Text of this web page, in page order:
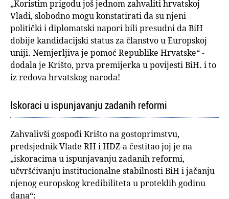
„Koristim prigodu još jednom zahvaliti hrvatskoj
Vladi, slobodno mogu konstatirati da su njeni
politički i diplomatski napori bili presudni da BiH
dobije kandidacijski status za članstvo u Europskoj
uniji. Nemjerljiva je pomoć Republike Hrvatske“ -
dodala je Krišto, prva premijerka u povijesti BiH. i to
iz redova hrvatskog naroda!
Iskoraci u ispunjavanju zadanih reformi
Zahvalivši gospođi Krišto na gostoprimstvu,
predsjednik Vlade RH i HDZ-a čestitao joj je na
„iskoracima u ispunjavanju zadanih reformi,
učvršćivanju institucionalne stabilnosti BiH i jačanju
njenog europskog kredibiliteta u proteklih godinu
dana“: